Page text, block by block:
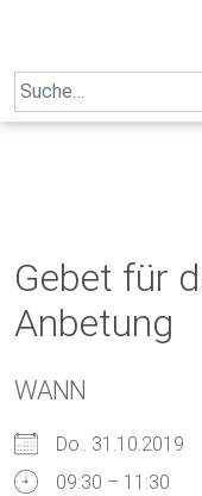
Search
for:
Gebet für
Anbetung
WANN
Do.. 31.10.2019
09:30 – 11:30